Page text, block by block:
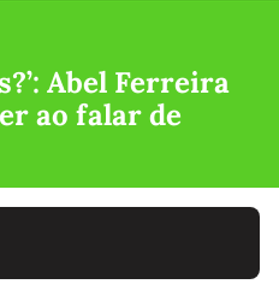
Abel Ferreira
ao falar de